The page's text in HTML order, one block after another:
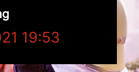
19:53